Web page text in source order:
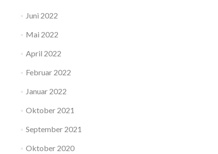
Juni 2022
Mai 2022
April 2022
Februar 2022
Januar 2022
Oktober 2021
September 2021
Oktober 2020